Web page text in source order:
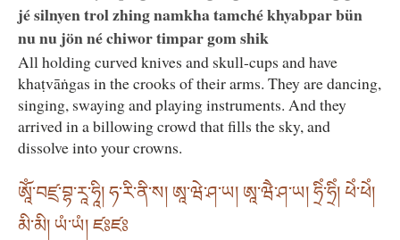
jé silnyen trol zhing namkha tamché khyabpar bün
nu nu jön né chiwor timpar gom shik
All holding curved knives and skull-cups and have
khaṭvāṅgas in the crooks of their arms. They are dancing,
singing, swaying and playing instruments. And they
arrived in a billowing crowd that fills the sky, and
dissolve into your crowns.
ཨཱོཾ་བཛྲ་བྷ་རཱ་ཧཱི། ཧ་རི་ནི་ས། ཨཱ་ཝེ་ཤ་ཡ། ཨཱ་ཝཻ་ཤ་ཡ། ཧྲིཾ་ཧྲིཾ། ཕེཾ་ཕེཾ།
མི་མི། ཡཾ་ཡཾ། ཛཿཛཿ